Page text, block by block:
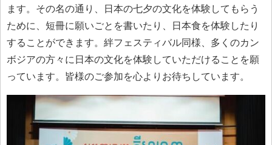
ます。その名の通り、日本の七夕の文化を体験してもらう
ために、短冊に願いごとを書いたり、日本食を体験したり
することができます。絆フェスティバル同様、多くのカン
ボジアの方々に日本の文化を体験していただけることを願
っています。皆様のご参加を心よりお待ちしています。